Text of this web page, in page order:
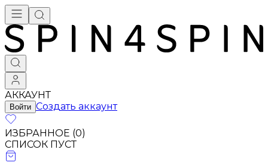
АККАУНТ
Войти Создать аккаунт
ИЗБРАННОЕ (0)
СПИСОК ПУСТ